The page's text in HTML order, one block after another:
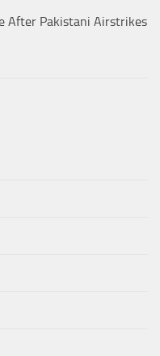
After Pakistani Airstrikes